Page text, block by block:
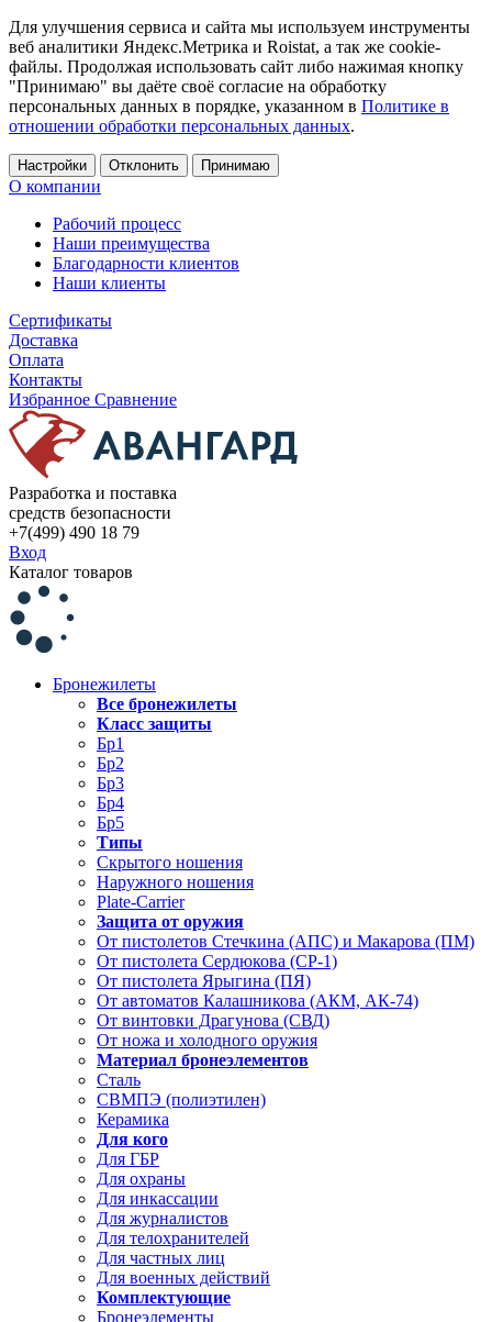
Для улучшения сервиса и сайта мы используем инструменты
веб аналитики Яндекс.Метрика и Roistat, а так же cookie-
файлы. Продолжая использовать сайт либо нажимая кнопку
"Принимаю" вы даёте своё согласие на обработку
персональных данных в порядке, указанном в Политике в
отношении обработки персональных данных.
Настройки Отклонить Принимаю
О компании
Рабочий процесс
Наши преимущества
Благодарности клиентов
Наши клиенты
Сертификаты
Доставка
Оплата
Контакты
Избранное Сравнение
Разработка и поставка
средств безопасности
+7(499) 490 18 79
Вход
Каталог товаров
Бронежилеты
Все бронежилеты
Класс защиты
Бр1
Бр2
Бр3
Бр4
Бр5
Типы
Скрытого ношения
Наружного ношения
Plate-Carrier
Защита от оружия
От пистолетов Стечкина (АПС) и Макарова (ПМ)
От пистолета Сердюкова (СР-1)
От пистолета Ярыгина (ПЯ)
От автоматов Калашникова (АКМ, АК-74)
От винтовки Драгунова (СВД)
От ножа и холодного оружия
Материал бронеэлементов
Сталь
СВМПЭ (полиэтилен)
Керамика
Для кого
Для ГБР
Для охраны
Для инкассации
Для журналистов
Для телохранителей
Для частных лиц
Для военных действий
Комплектующие
Бронеэлементы